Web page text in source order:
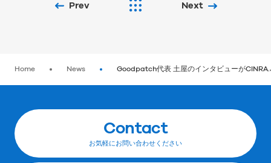
Prev Next
Home News Goodpatch代表 土屋のインタビューが
Contact
お気軽にお問い合わせください